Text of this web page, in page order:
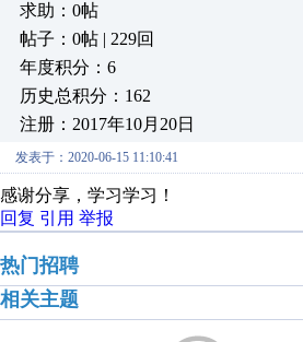
求助：0帖
帖子：0帖 | 229回
年度积分：6
历史总积分：162
注册：2017年10月20日
发表于：2020-06-15 11:10:41
感谢分享，学习学习！
回复 引用 举报
热门招聘
相关主题